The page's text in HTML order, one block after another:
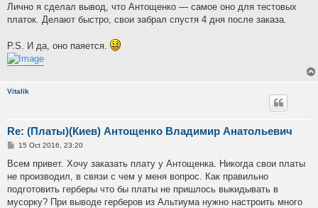
Лично я сделал вывод, что Антощенко — самое оно для тестовых
платок. Делают быстро, свои забрал спустя 4 дня после заказа.
P.S. И да, оно паяется.
Vitalik
Re: (Платы)(Киев) Антощенко Владимир Анатольевич
P
s
15 Oct 2016, 23:20
Всем привет. Хочу заказать плату у Антощенка. Никогда свои платы
не производил, в связи с чем у меня вопрос. Как правильно
подготовить герберы что бы платы не пришлось выкидывать в
мусорку? При выводе герберов из Альтиума нужно настроить много